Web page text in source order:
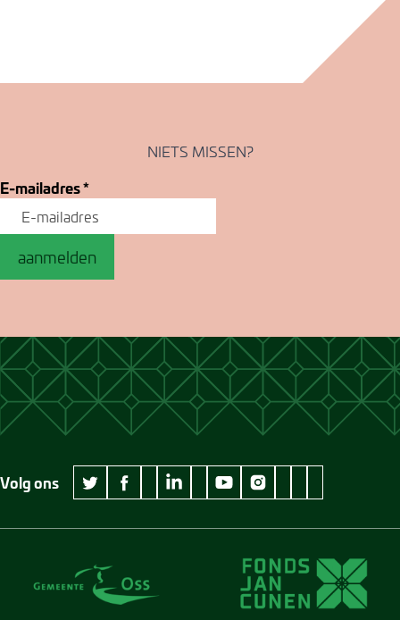
NIETS MISSEN?
E-mailadres*
aanmelden
Volg ons
twitter Museum Jan Cunen
facebook Museum Jan Cunen
wikipedia Museum Jan Cunen
linkedin Museum Jan Cunen
googleplus Museum Jan Cunen
youtube Museum Jan Cunen
instagram Museum